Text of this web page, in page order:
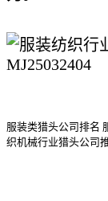
服装类猎头公司排名
织机械行业猎头公司